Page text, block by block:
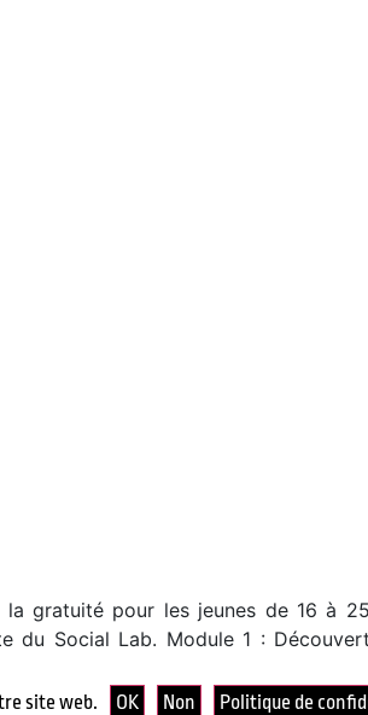
gratuité pour les jeunes de 16 à
du Social Lab. Module 1 :
site web. OK Non Politique de